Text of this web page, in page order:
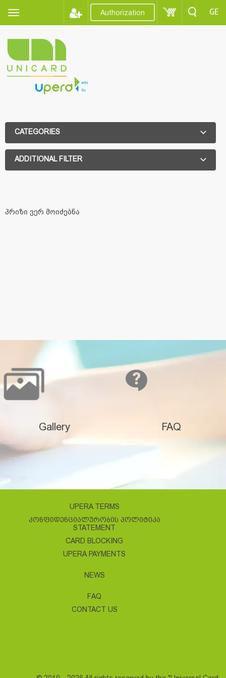
Authorization GE
CATEGORIES
ADDITIONAL FILTER
პრიზი ვერ მოიძებნა
Gallery FAQ
UPERA TERMS
ᲙᲝᲜᲤᲘᲓᲔᲜᲪᲘᲐᲚᲣᲠᲝᲑᲘᲡ ᲞᲝᲚᲘᲢᲘᲙᲐ
STATEMENT
CARD BLOCKING
UPERA PAYMENTS
NEWS
FAQ
CONTACT US